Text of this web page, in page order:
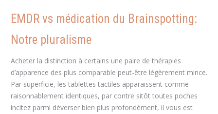
EMDR vs médication du Brainspotting:
Notre pluralisme
Acheter la distinction à certains une paire de thérapies
d’apparence des plus comparable peut-être légèrement mince.
Par superficie, les tablettes tactiles apparaissent comme
raisonnablement identiques, par contre sitôt toutes poches
incitez parmi déverser bien plus profondément, il vous est